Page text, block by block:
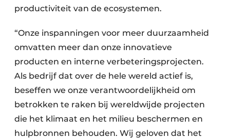
productiviteit van de ecosystemen.
“Onze inspanningen voor meer duurzaamheid
omvatten meer dan onze innovatieve
producten en interne verbeteringsprojecten.
Als bedrijf dat over de hele wereld actief is,
beseffen we onze verantwoordelijkheid om
betrokken te raken bij wereldwijde projecten
die het klimaat en het milieu beschermen en
hulpbronnen behouden. Wij geloven dat het